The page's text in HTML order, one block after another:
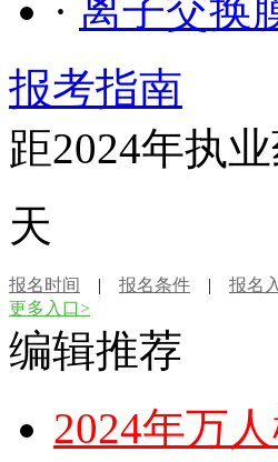
· 离子交换
报考指南
距2024年执
天
报名时间 | 报名条件 | 报名
更多入口>
编辑推荐
2024年万